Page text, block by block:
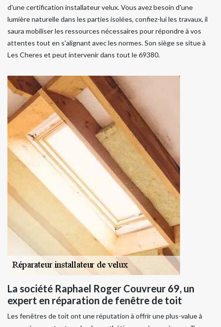
d'une certification installateur velux. Vous avez besoin d'une
lumière naturelle dans les parties isolées, confiez-lui les travaux, il
saura mobiliser les ressources nécessaires pour répondre à vos
attentes tout en s'alignant avec les normes. Son siège se situe à
Les Cheres et peut intervenir dans tout le 69380.
La société Raphael Roger Couvreur 69, un
expert en réparation de fenêtre de toit
Les fenêtres de toit ont une réputation à offrir une plus-value à